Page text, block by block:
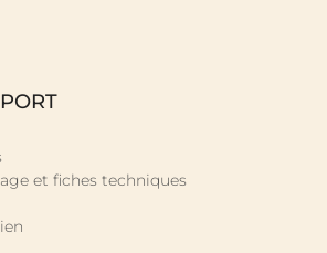
et fiches techniques